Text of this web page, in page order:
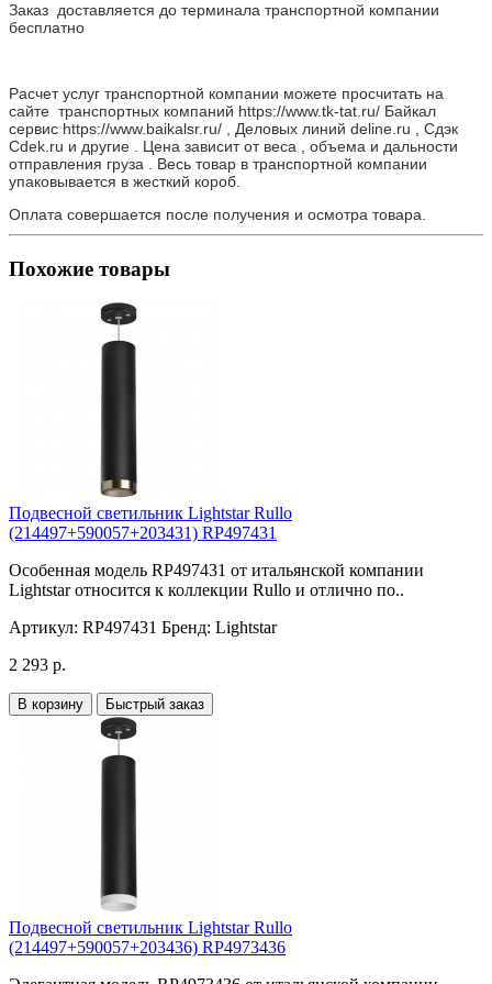
Заказ доставляется до терминала транспортной компании
бесплатно
Расчет услуг транспортной компании можете просчитать на
сайте транспортных компаний https://www.tk-tat.ru/ Байкал
сервис https://www.baikalsr.ru/ , Деловых линий deline.ru , Сдэк
Cdek.ru и другие . Цена зависит от веса , объема и дальности
отправления груза . Весь товар в транспортной компании
упаковывается в жесткий короб.
Оплата совершается после получения и осмотра товара.
Похожие товары
Подвесной светильник Lightstar Rullo
(214497+590057+203431) RP497431
Особенная модель RP497431 от итальянской компании
Lightstar относится к коллекции Rullo и отлично по..
Артикул: RP497431 Бренд: Lightstar
2 293 р.
В корзину Быстрый заказ
Подвесной светильник Lightstar Rullo
(214497+590057+203436) RP4973436